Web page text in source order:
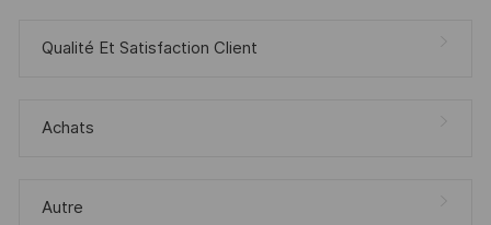
Qualité Et Satisfaction Client
Achats
Autre